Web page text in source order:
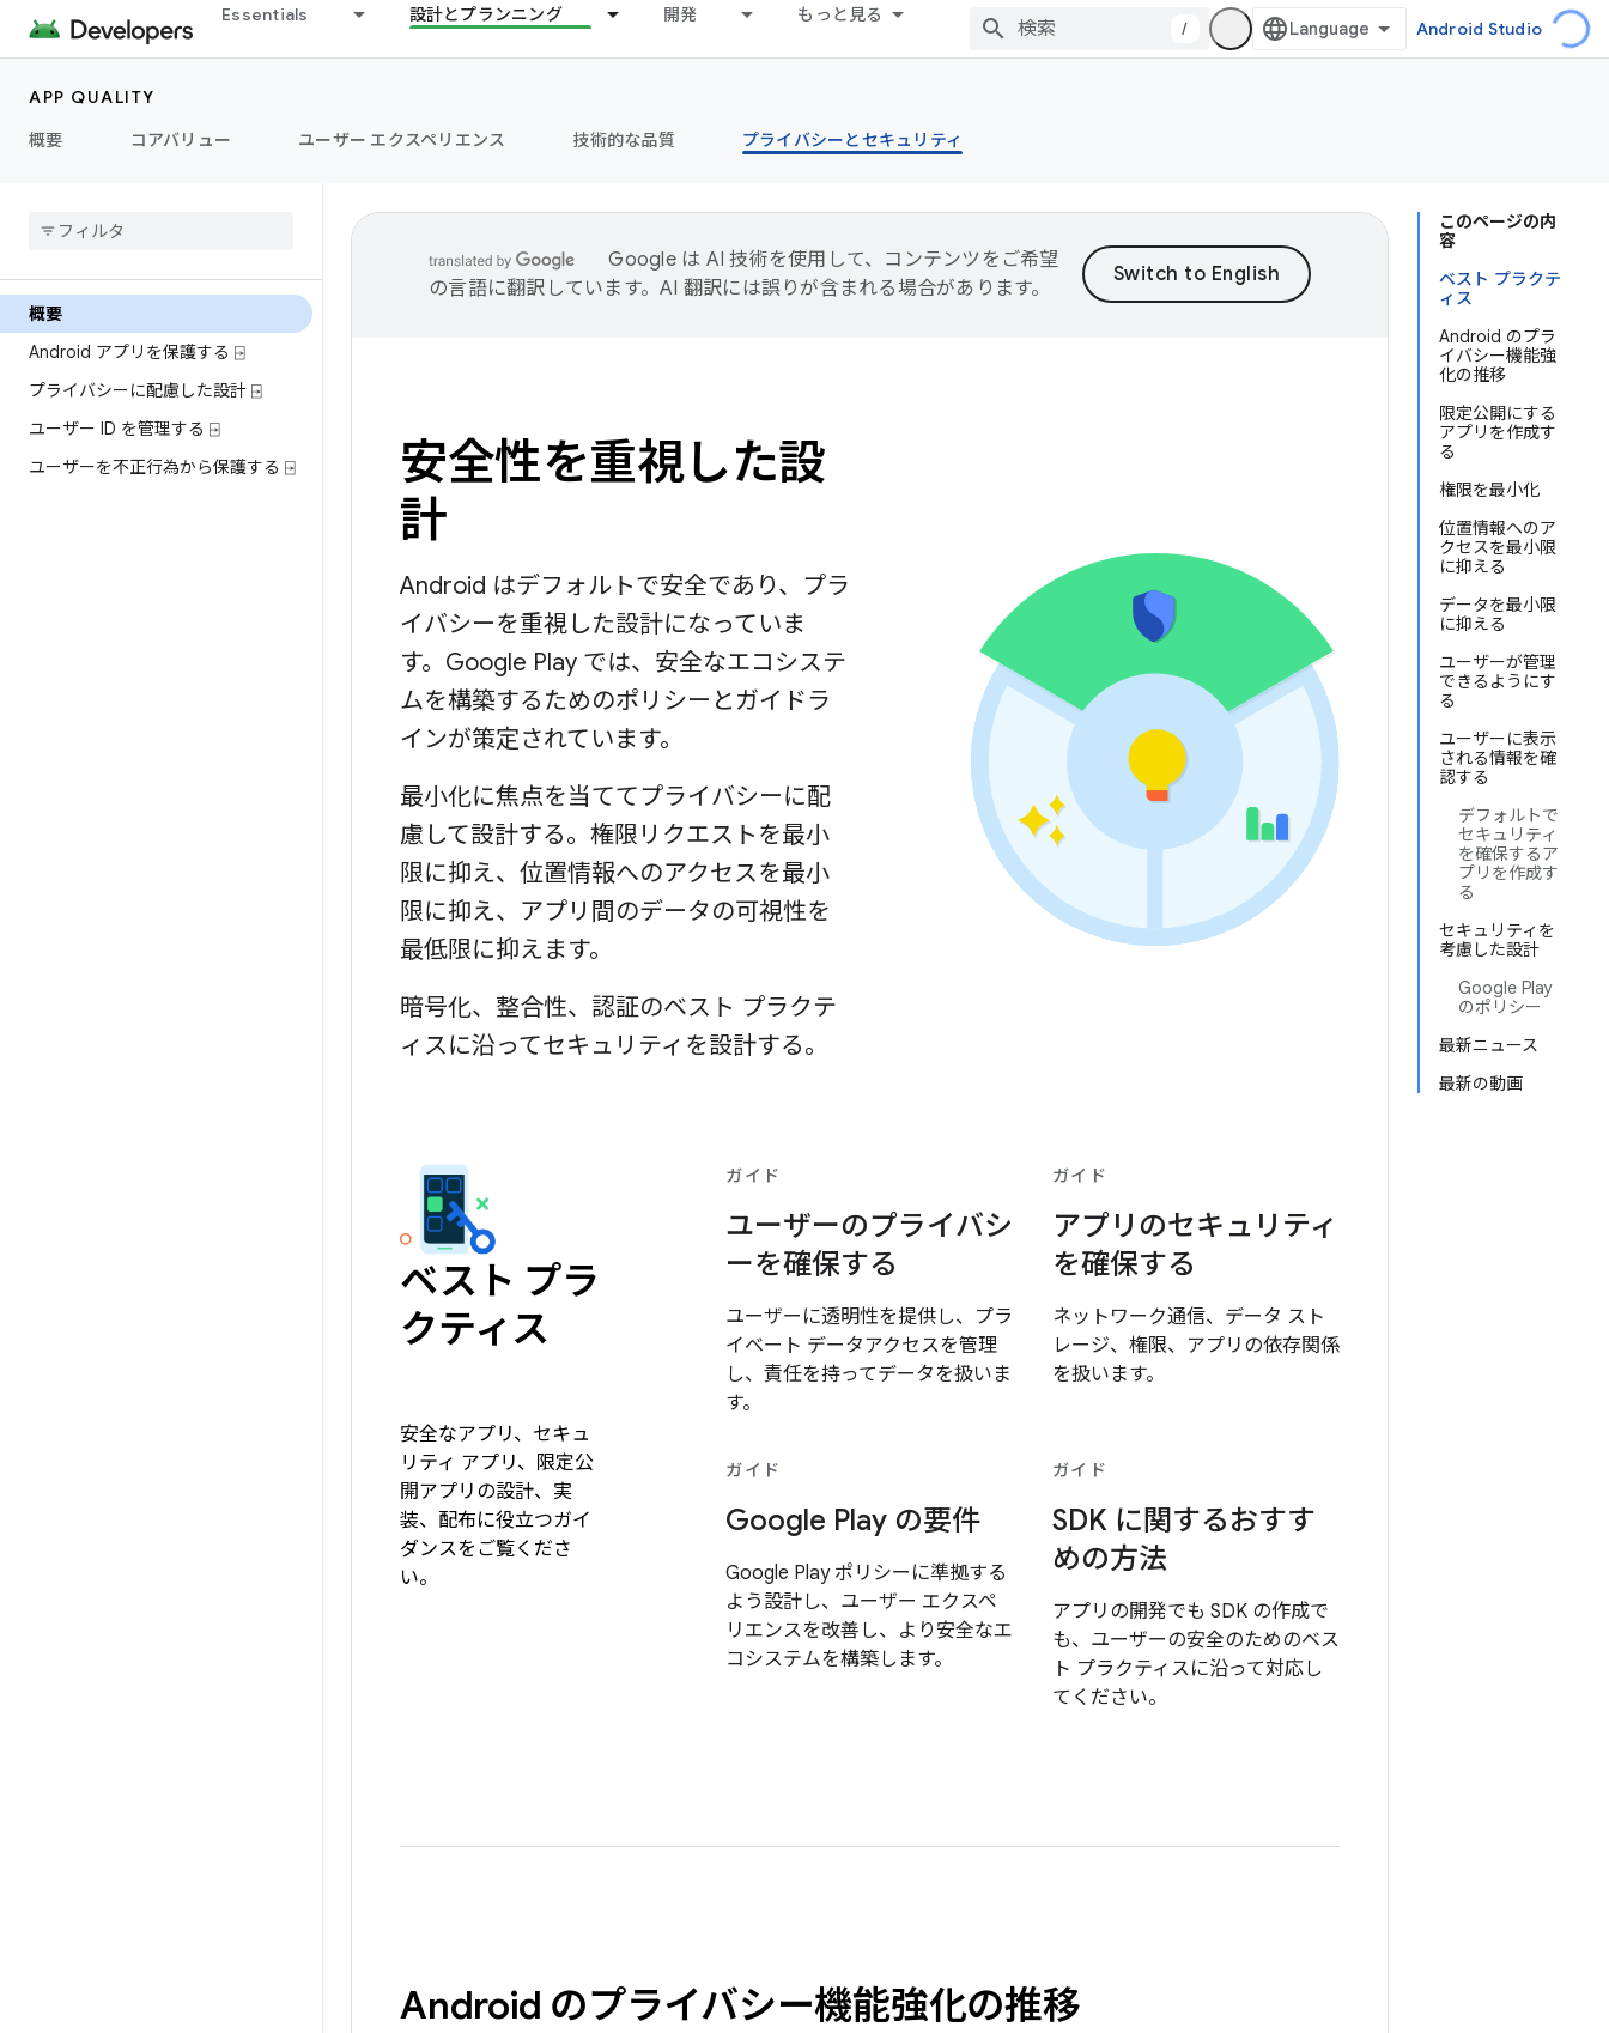
Essentials 設計とプランニング 開発 もっと見る
/ Android Studio
APP QUALITY
概要
コアバリュー ユーザー エクスペリエンス 技術的な品質 プライバシーとセキュリティ
概要
Android アプリを保護する ⍈
プライバシーに配慮した設計 ⍈
ユーザー ID を管理する ⍈
ユーザーを不正行為から保護する ⍈
このページの内
容
ベスト プラクテ
ィス
Android のプラ
イバシー機能強
化の推移
限定公開にする
アプリを作成す
る
権限を最小化
位置情報へのア
クセスを最小限
に抑える
データを最小限
に抑える
ユーザーが管理
できるようにす
る
ユーザーに表示
される情報を確
認する
デフォルトで
セキュリティ
を確保するア
プリを作成す
る
セキュリティを
考慮した設計
Google Play
のポリシー
最新ニュース
最新の動画
Google は AI 技術を使用して、コンテンツをご希望
の言語に翻訳しています。AI 翻訳には誤りが含まれる場合があります。
安全性を重視した設
計
Android はデフォルトで安全であり、プラ
イバシーを重視した設計になっていま
す。Google Play では、安全なエコシステ
ムを構築するためのポリシーとガイドラ
インが策定されています。
最小化に焦点を当ててプライバシーに配
慮して設計する。権限リクエストを最小
限に抑え、位置情報へのアクセスを最小
限に抑え、アプリ間のデータの可視性を
最低限に抑えます。
暗号化、整合性、認証のベスト プラクテ
ィスに沿ってセキュリティを設計する。
ベスト プラ
クティス
安全なアプリ、セキュ
リティ アプリ、限定公
開アプリの設計、実
装、配布に役立つガイ
ダンスをご覧くださ
い。
ガイド
ユーザーのプライバシ
ーを確保する
ユーザーに透明性を提供し、プラ
イベート データアクセスを管理
し、責任を持ってデータを扱いま
す。
ガイド
アプリのセキュリティ
を確保する
ネットワーク通信、データ スト
レージ、権限、アプリの依存関係
を扱います。
ガイド
Google Play の要件
Google Play ポリシーに準拠する
よう設計し、ユーザー エクスペ
リエンスを改善し、より安全なエ
コシステムを構築します。
ガイド
SDK に関するおすす
めの方法
アプリの開発でも SDK の作成で
も、ユーザーの安全のためのベス
ト プラクティスに沿って対応し
てください。
Android のプライバシー機能強化の推移